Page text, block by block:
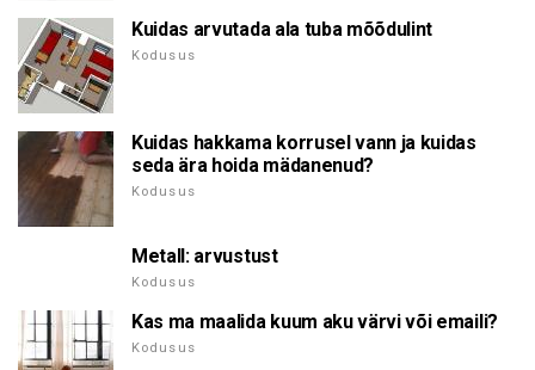
Kuidas arvutada ala tuba mõõdulint
Kodusus
Kuidas hakkama korrusel vann ja kuidas
seda ära hoida mädanenud?
Kodusus
Metall: arvustust
Kodusus
Kas ma maalida kuum aku värvi või emaili?
Kodusus